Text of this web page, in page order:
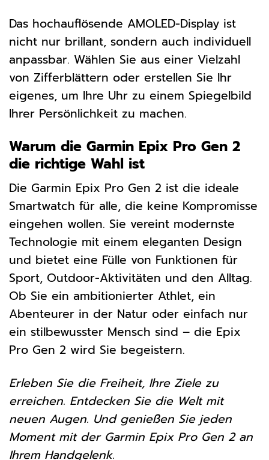
Das hochauflösende AMOLED-Display ist
nicht nur brillant, sondern auch individuell
anpassbar. Wählen Sie aus einer Vielzahl
von Zifferblättern oder erstellen Sie Ihr
eigenes, um Ihre Uhr zu einem Spiegelbild
Ihrer Persönlichkeit zu machen.
Warum die Garmin Epix Pro Gen 2
die richtige Wahl ist
Die Garmin Epix Pro Gen 2 ist die ideale
Smartwatch für alle, die keine Kompromisse
eingehen wollen. Sie vereint modernste
Technologie mit einem eleganten Design
und bietet eine Fülle von Funktionen für
Sport, Outdoor-Aktivitäten und den Alltag.
Ob Sie ein ambitionierter Athlet, ein
Abenteurer in der Natur oder einfach nur
ein stilbewusster Mensch sind – die Epix
Pro Gen 2 wird Sie begeistern.
Erleben Sie die Freiheit, Ihre Ziele zu
erreichen. Entdecken Sie die Welt mit
neuen Augen. Und genießen Sie jeden
Moment mit der Garmin Epix Pro Gen 2 an
Ihrem Handgelenk.